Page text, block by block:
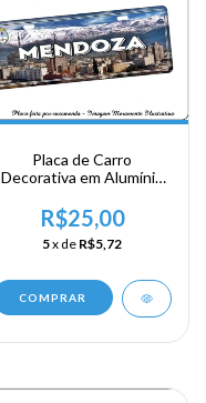
Placa de Carro
Decorativa em Alumínio
- Mendoza
R$25,00
5x de R$5,72
COMPRAR